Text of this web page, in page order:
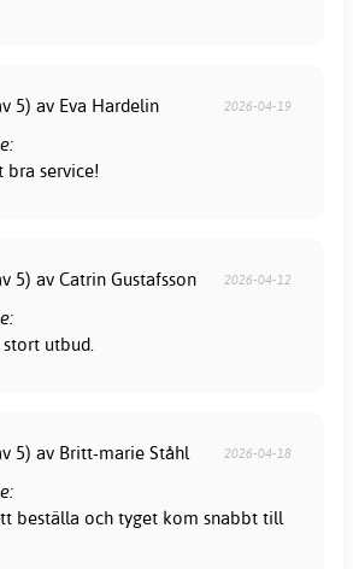
5) av Eva Hardelin 2026-04-19
bra service!
5) av Catrin Gustafsson 2026-04-12
stort utbud.
5) av Britt-marie Ståhl 2026-04-18
beställa och tyget kom snabbt till